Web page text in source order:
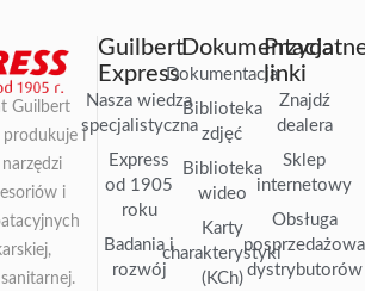
Guilbert
produkuje i
i
Guilbert
Express
Nasza wiedza
specjalistyczna
Express
od 1905
roku
Badania i
rozwój
Dokumentacja
Dokumentacja
Biblioteka
zdjęć
Biblioteka
wideo
Karty
charakterystyki
(KCh)
linki
Znajdź
dealera
Sklep
internetowy
Obsługa
posprzedażowa
dystrybutorów